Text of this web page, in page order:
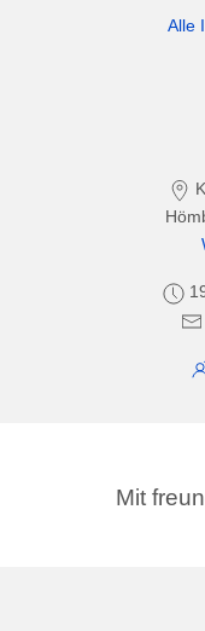
Alle
Mit